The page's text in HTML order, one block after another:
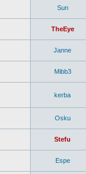
Sun
TheEye
Janne
Mibb3
kerba
Osku
Stefu
Espe